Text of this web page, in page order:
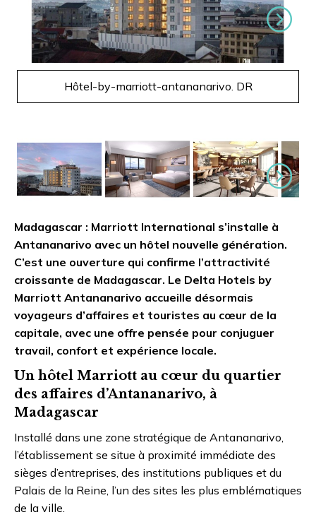
Hôtel-by-marriott-antananarivo. DR
Suivant
Suivant
Madagascar : Marriott International s’installe à
Antananarivo avec un hôtel nouvelle génération.
C’est une ouverture qui confirme l’attractivité
croissante de Madagascar. Le Delta Hotels by
Marriott Antananarivo accueille désormais
voyageurs d’affaires et touristes au cœur de la
capitale, avec une offre pensée pour conjuguer
travail, confort et expérience locale.
Un hôtel Marriott au cœur du quartier
des affaires d’Antananarivo, à
Madagascar
Installé dans une zone stratégique de Antananarivo,
l’établissement se situe à proximité immédiate des
sièges d’entreprises, des institutions publiques et du
Palais de la Reine, l’un des sites les plus emblématiques
de la ville.